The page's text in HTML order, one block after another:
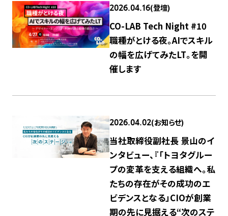
2026.04.16(登壇)
CO-LAB Tech Night #10
職種がとける夜。AIでスキル
の幅を広げてみたLT。を開
催します
2026.04.02(お知らせ)
当社取締役副社長 景山のイ
ンタビュー、『「トヨタグルー
プの変革を支える組織へ。私
たちの存在がその成功のエ
ビデンスとなる」CIOが創業
期の先に見据える“次のステ